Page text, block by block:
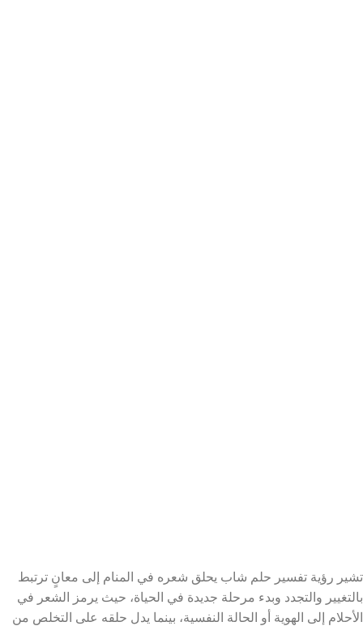
تشير رؤية تفسير حلم شاب يحلق شعره في المنام إلى معانٍ ترتبط
بالتغيير والتجدد وبدء مرحلة جديدة في الحياة، حيث يرمز الشعر في
الأحلام إلى الهوية أو الحالة النفسية، بينما يدل حلقه على التخلص من